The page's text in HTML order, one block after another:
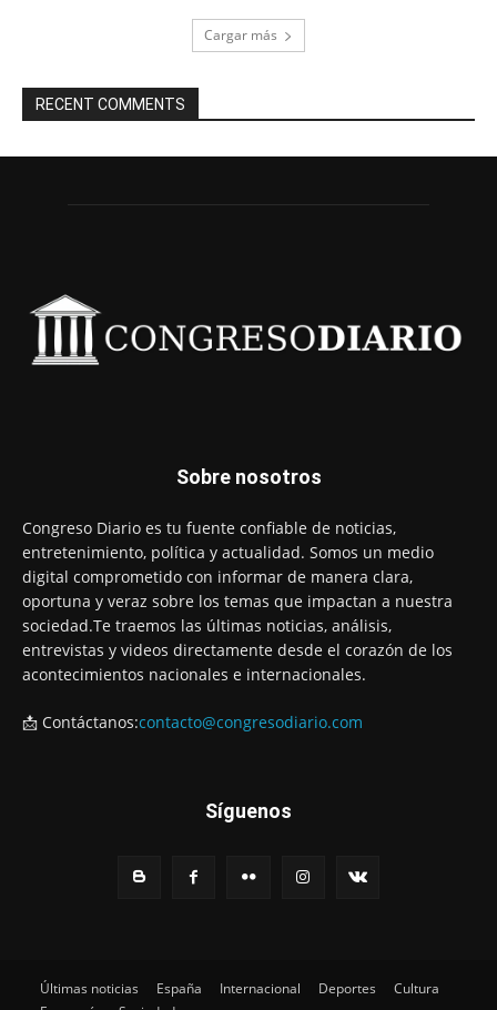
Cargar más
RECENT COMMENTS
Sobre nosotros
Congreso Diario es tu fuente confiable de noticias,
entretenimiento, política y actualidad. Somos un medio
digital comprometido con informar de manera clara,
oportuna y veraz sobre los temas que impactan a nuestra
sociedad.Te traemos las últimas noticias, análisis,
entrevistas y videos directamente desde el corazón de los
acontecimientos nacionales e internacionales.
📩 Contáctanos:contacto@congresodiario.com
Síguenos
Últimas noticias España Internacional Deportes
Cultura